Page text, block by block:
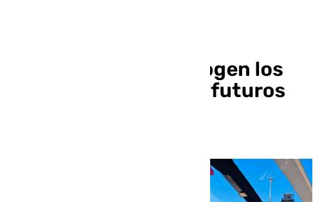
Málaga y Granada acogen los
ensayos piloto de los futuros